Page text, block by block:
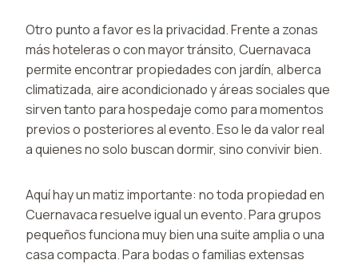
Otro punto a favor es la privacidad. Frente a zonas
más hoteleras o con mayor tránsito, Cuernavaca
permite encontrar propiedades con jardín, alberca
climatizada, aire acondicionado y áreas sociales que
sirven tanto para hospedaje como para momentos
previos o posteriores al evento. Eso le da valor real
a quienes no solo buscan dormir, sino convivir bien.
Aquí hay un matiz importante: no toda propiedad en
Cuernavaca resuelve igual un evento. Para grupos
pequeños funciona muy bien una suite amplia o una
casa compacta. Para bodas o familias extensas